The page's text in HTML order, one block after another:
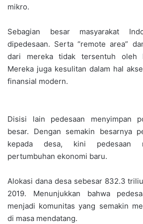
mikro.
Sebagian besar masyarakat
dipedesaan. Serta “remote area”
dari mereka tidak tersentuh oleh
Mereka juga kesulitan dalam hal
finansial modern.
Disisi lain pedesaan menyimpan
besar. Dengan semakin besarnya
kepada desa, kini pedesaan
pertumbuhan ekonomi baru.
Alokasi dana desa sebesar 832.3
2019. Menunjukkan bahwa
menjadi komunitas yang semakin
di masa mendatang.